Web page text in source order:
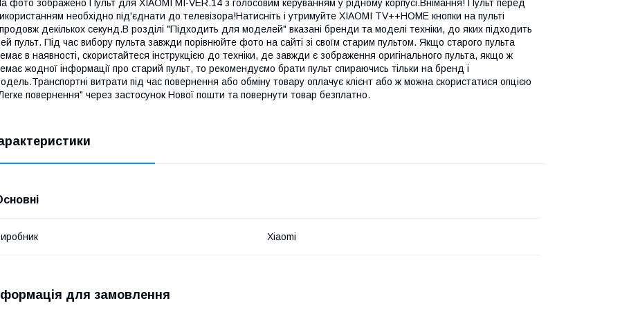
фото зображено Пульт для XIAOMI MI-VER.14 з голосовим керуванням у рідному корпусі.Внімання! Пульт перед
необхідно під'єднати до телевізора!Натисніть і утримуйте XIAOMI TV++HOME кнопки на пульті
декількох секунд.В розділі "Підходить для моделей" вказані бренди та моделі техніки, до яких підходить
пульт. Під час вибору пульта завжди порівнюйте фото на сайті зі своїм старим пультом. Якщо старого пульта
в наявності, скористайтеся інструкцією до техніки, де завжди є зображення оригінального пульта, якщо ж
жодної інформації про старий пульт, то рекомендуємо брати пульт спираючись тільки на бренд і
витрати під час повернення або обміну товару оплачує клієнт або ж можна скористатися опцією
повернення" через застосунок Нової пошти та повернути товар безплатно.
Xiaomi
для замовлення